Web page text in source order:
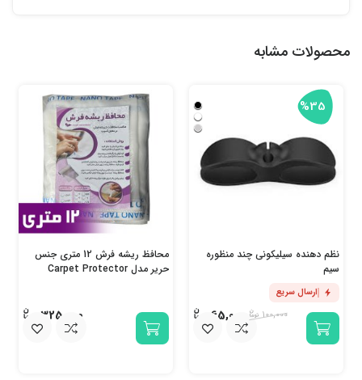
محصولات مشابه
%35
نظم دهنده سیلیکونی چند منظوره
سیم
ارسال سریع
100,000
65,000
محافظ ریشه فرش 12 متری جنس
حریر مدل Carpet Protector
325,000